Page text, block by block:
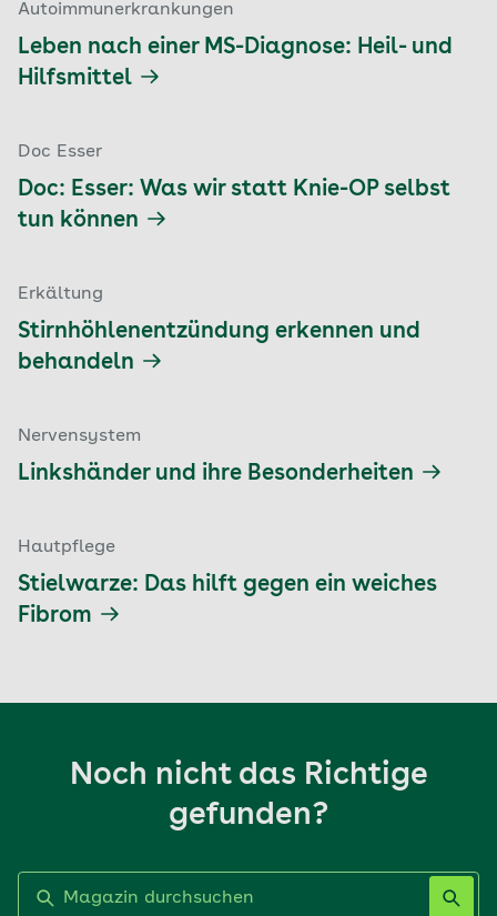
Autoimmunerkrankungen
Leben nach einer MS-Diagnose: Heil- und
Hilfsmittel
Doc Esser
Doc: Esser: Was wir statt Knie-OP selbst
tun können
Erkältung
Stirnhöhlenentzündung erkennen und
behandeln
Nervensystem
Linkshänder und ihre Besonderheiten
Hautpflege
Stielwarze: Das hilft gegen ein weiches
Fibrom
Noch nicht das Richtige
gefunden?